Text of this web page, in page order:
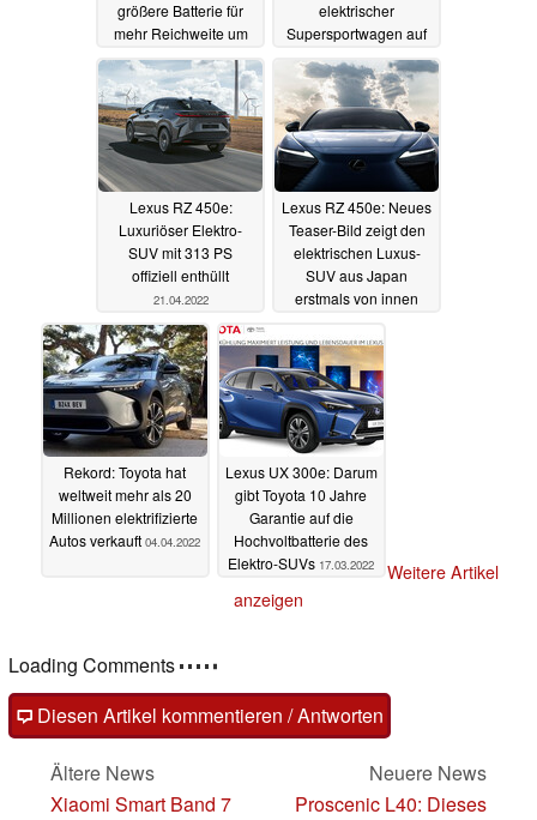
größere Batterie für
mehr Reichweite um
bis zu 40 Prozent
09.11.2022
elektrischer
Supersportwagen auf
dem Goodwood
Festival of Speed
25.06.2022
Lexus RZ 450e:
Luxuriöser Elektro-
SUV mit 313 PS
offiziell enthüllt
21.04.2022
Lexus RZ 450e: Neues
Teaser-Bild zeigt den
elektrischen Luxus-
SUV aus Japan
erstmals von innen
Rekord: Toyota hat
weltweit mehr als 20
Millionen elektrifizierte
Autos verkauft 04.04.2022
Lexus UX 300e: Darum
gibt Toyota 10 Jahre
Garantie auf die
Hochvoltbatterie des
Elektro-SUVs 17.03.2022
Weitere Artikel
anzeigen
Loading Comments
Diesen Artikel kommentieren / Antworten
Ältere News
Xiaomi Smart Band 7
Neuere News
Proscenic L40: Dieses